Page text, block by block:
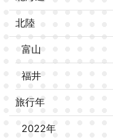
北陸
富山
福井
旅行年
2022年